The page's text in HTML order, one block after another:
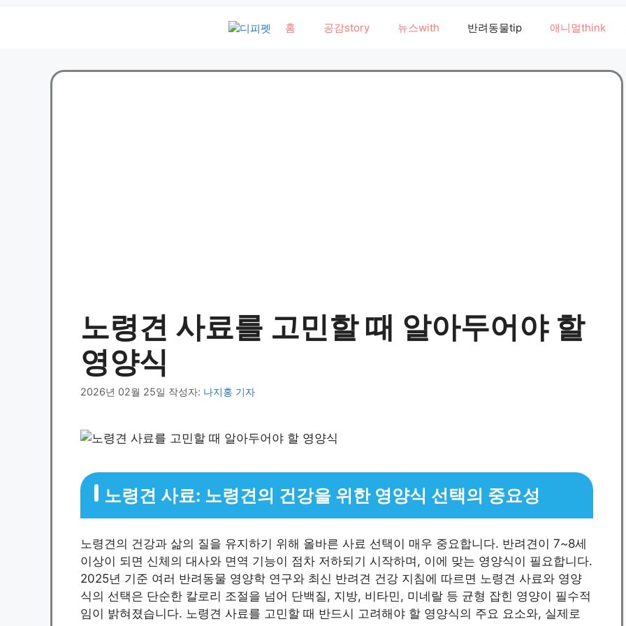
홈 공감story 뉴스with 반려동물tip 애니멀think
노령견 사료를 고민할 때 알아두어야 할
영양식
2026년 02월 25일 작성자: 나지홍 기자
노령견 사료: 노령견의 건강을 위한 영양식 선택의 중요성
노령견의 건강과 삶의 질을 유지하기 위해 올바른 사료 선택이 매우 중요합니다. 반려견이 7~8세
이상이 되면 신체의 대사와 면역 기능이 점차 저하되기 시작하며, 이에 맞는 영양식이 필요합니다.
2025년 기준 여러 반려동물 영양학 연구와 최신 반려견 건강 지침에 따르면 노령견 사료와 영양
식의 선택은 단순한 칼로리 조절을 넘어 단백질, 지방, 비타민, 미네랄 등 균형 잡힌 영양이 필수적
임이 밝혀졌습니다. 노령견 사료를 고민할 때 반드시 고려해야 할 영양식의 주요 요소와, 실제로